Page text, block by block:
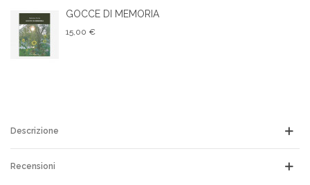
GOCCE DI MEMORIA
15,00 €
Descrizione
Recensioni